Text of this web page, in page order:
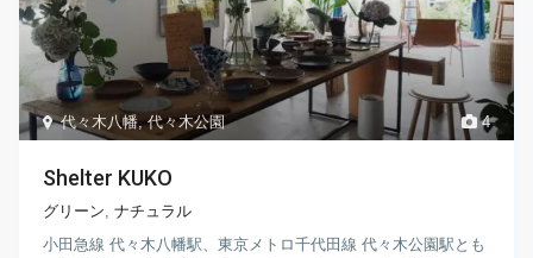
4
代々木八幡,代々木公園
Shelter KUKO
グリーン ,ナチュラル
小田急線 代々木八幡駅、東京メトロ千代田線 代々木公園駅とも